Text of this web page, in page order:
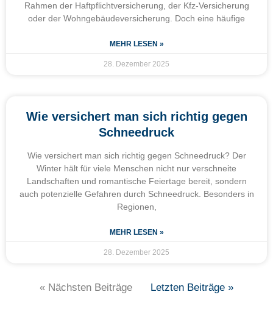
Rahmen der Haftpflichtversicherung, der Kfz-Versicherung
oder der Wohngebäudeversicherung. Doch eine häufige
MEHR LESEN »
28. Dezember 2025
Wie versichert man sich richtig gegen
Schneedruck
Wie versichert man sich richtig gegen Schneedruck? Der
Winter hält für viele Menschen nicht nur verschneite
Landschaften und romantische Feiertage bereit, sondern
auch potenzielle Gefahren durch Schneedruck. Besonders in
Regionen,
MEHR LESEN »
28. Dezember 2025
« Nächsten Beiträge Letzten Beiträge »